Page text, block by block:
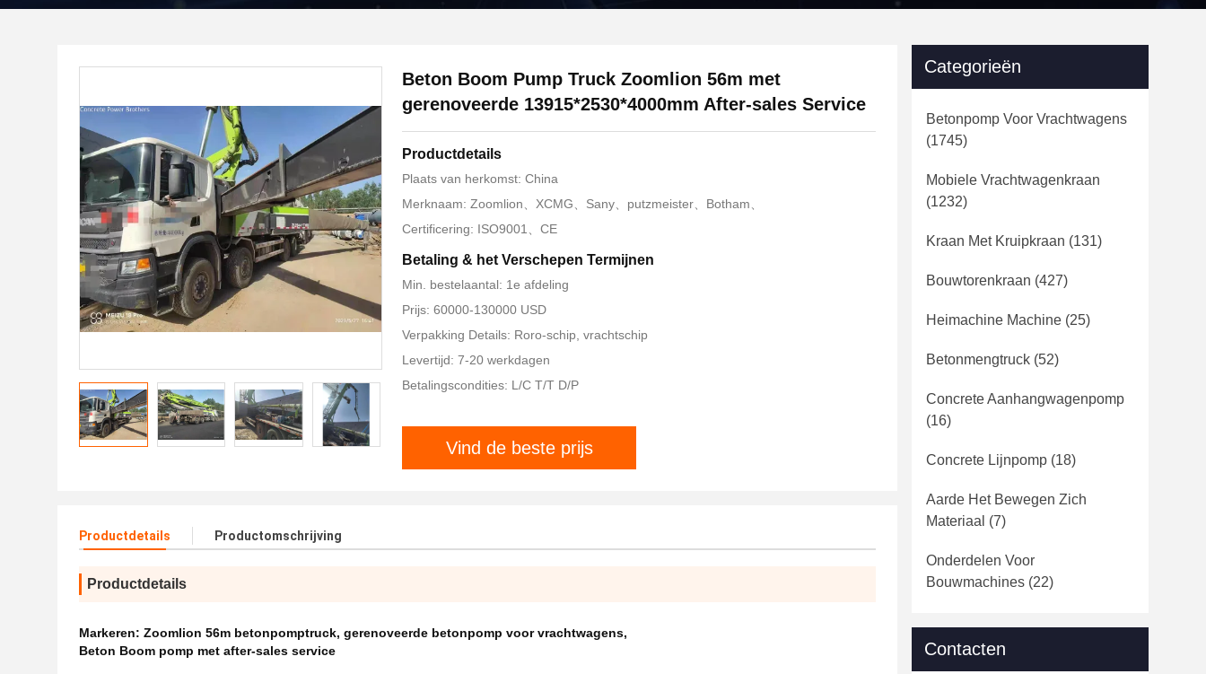
Beton Boom Pump Truck Zoomlion 56m met
gerenoveerde 13915*2530*4000mm After-sales Service
Productdetails
Plaats van herkomst: China
Merknaam: Zoomlion、XCMG、Sany、putzmeister、Botham、
Certificering: ISO9001、CE
Betaling & het Verschepen Termijnen
Min. bestelaantal: 1e afdeling
Prijs: 60000-130000 USD
Verpakking Details: Roro-schip, vrachtschip
Levertijd: 7-20 werkdagen
Betalingscondities: L/C T/T D/P
Vind de beste prijs
Productdetails Productomschrijving
Productdetails
Markeren: Zoomlion 56m betonpomptruck, gerenoveerde betonpomp voor vrachtwagens,
Beton Boom pomp met after-sales service
Categorieën
Betonpomp Voor Vrachtwagens
(1745)
Mobiele Vrachtwagenkraan
(1232)
Kraan Met Kruipkraan (131)
Bouwtorenkraan (427)
Heimachine Machine (25)
Betonmengtruck (52)
Concrete Aanhangwagenpomp
(16)
Concrete Lijnpomp (18)
Aarde Het Bewegen Zich
Materiaal (7)
Onderdelen Voor
Bouwmachines (22)
Contacten